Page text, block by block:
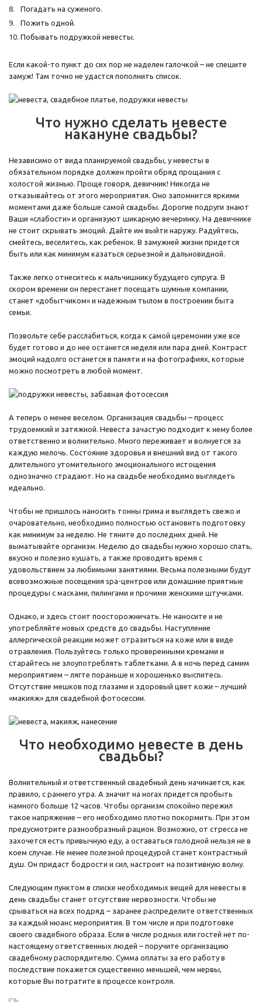
Погадать на суженого.
Пожить одной.
Побывать подружкой невесты.
Если какой-то пункт до сих пор не наделен галочкой – не спешите
замуж! Там точно не удастся пополнить список.
Что нужно сделать невесте
накануне свадьбы?
Независимо от вида планируемой свадьбы, у невесты в
обязательном порядке должен пройти обряд прощания с
холостой жизнью. Проще говоря, девичник! Никогда не
отказывайтесь от этого мероприятия. Оно запомнится яркими
моментами даже больше самой свадьбы. Дорогие подруги знают
Ваши «слабости» и организуют шикарную вечеринку. На девичнике
не стоит скрывать эмоций. Дайте им выйти наружу. Радуйтесь,
смейтесь, веселитесь, как ребенок. В замужней жизни придется
быть или как минимум казаться серьезной и дальновидной.
Также легко отнеситесь к мальчишнику будущего супруга. В
скором времени он перестанет посещать шумные компании,
станет «добытчиком» и надежным тылом в построении быта
семьи.
Позвольте себе расслабиться, когда к самой церемонии уже все
будет готово и до нее останется неделя или пара дней. Контраст
эмоций надолго останется в памяти и на фотографиях, которые
можно посмотреть в любой момент.
А теперь о менее веселом. Организация свадьбы – процесс
трудоемкий и затяжной. Невеста зачастую подходит к нему более
ответственно и волнительно. Много переживает и волнуется за
каждую мелочь. Состояние здоровья и внешний вид от такого
длительного утомительного эмоционального истощения
однозначно страдают. Но на свадьбе необходимо выглядеть
идеально.
Чтобы не пришлось наносить тонны грима и выглядеть свежо и
очаровательно, необходимо полностью остановить подготовку
как минимум за неделю. Не тяните до последних дней. Не
выматывайте организм. Неделю до свадьбы нужно хорошо спать,
вкусно и полезно кушать, а также проводить время с
удовольствием за любимыми занятиями. Весьма полезными будут
всевозможные посещения spa-центров или домашние приятные
процедуры с масками, пилингами и прочими женскими штучками.
Однако, и здесь стоит поосторожничать. Не наносите и не
употребляйте новых средств до свадьбы. Наступление
аллергической реакции может отразиться на коже или в виде
отравления. Пользуйтесь только проверенными кремами и
старайтесь не злоупотреблять таблетками. А в ночь перед самим
мероприятием – лягте пораньше и хорошенько выспитесь.
Отсутствие мешков под глазами и здоровый цвет кожи – лучший
«макияж» для свадебной фотосессии.
Что необходимо невесте в день
свадьбы?
Волнительный и ответственный свадебный день начинается, как
правило, с раннего утра. А значит на ногах придется пробыть
намного больше 12 часов. Чтобы организм спокойно пережил
такое напряжение – его необходимо плотно покормить. При этом
предусмотрите разнообразный рацион. Возможно, от стресса не
захочется есть привычную еду, а оставаться голодной нельзя не в
коем случае. Не менее полезной процедурой станет контрастный
душ. Он придаст бодрости и сил, настроит на позитивную волну.
Следующим пунктом в списке необходимых вещей для невесты в
день свадьбы станет отсутствие нервозности. Чтобы не
срываться на всех подряд – заранее распределите ответственных
за каждый нюанс мероприятия. В том числе и при подготовке
своего свадебного образа. Если в числе родных или гостей нет по-
настоящему ответственных людей – поручите организацию
свадебному распорядителю. Сумма оплаты за его работу в
последствие покажется существенно меньшей, чем нервы,
которые Вы потратите в процессе контроля.